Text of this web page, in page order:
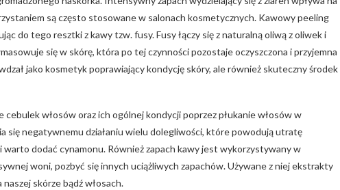
są często stosowane w salonach kosmetycznych. Kawowy peeling
do tego resztki z kawy tzw. fusy. Fusy łączy się z naturalną oliwą z oliwek i
się w skórę, która po tej czynności pozostaje oczyszczona i przyjemna
jako kosmetyk poprawiający kondycję skóry, ale również skuteczny środek
włosów oraz ich ogólnej kondycji poprzez płukanie włosów w
się negatywnemu działaniu wielu dolegliwości, które powodują utratę
dodać cynamonu. Również zapach kawy jest wykorzystywany w
woni, pozbyć się innych uciążliwych zapachów. Używane z niej ekstrakty
skórze bądź włosach.